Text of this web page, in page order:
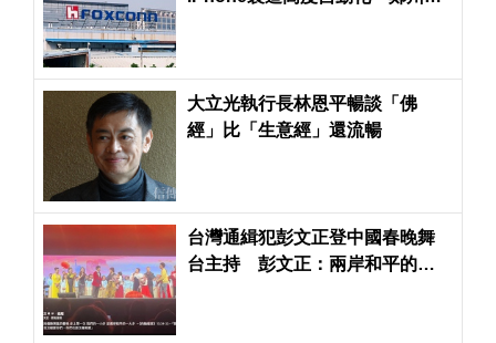
大立光執行長林恩平暢談「佛
經」比「生意經」還流暢
台灣通緝犯彭文正登中國春晚舞
台主持 彭文正：兩岸和平的一